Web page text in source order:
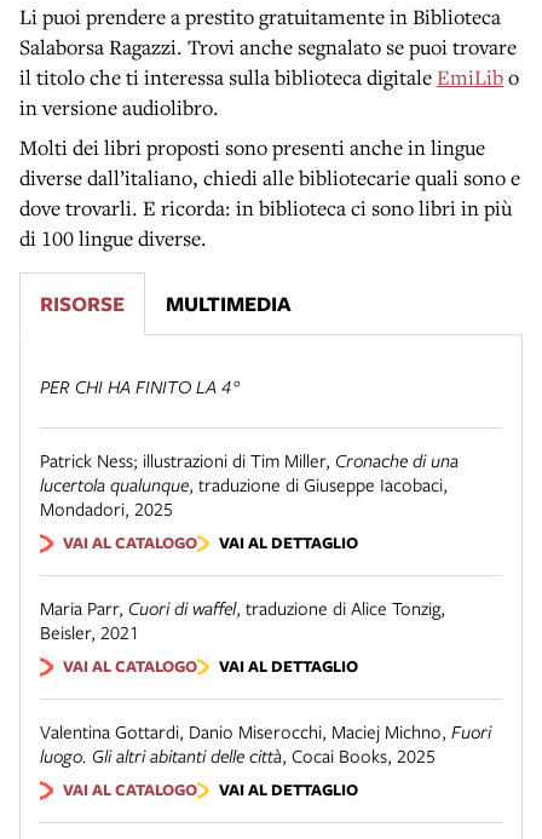
Li puoi prendere a prestito gratuitamente in Biblioteca
Salaborsa Ragazzi. Trovi anche segnalato se puoi trovare
il titolo che ti interessa sulla biblioteca digitaleEmiLibo
in versione audiolibro.
Molti dei libri proposti sono presenti anche in lingue
diverse dall’italiano, chiedi alle bibliotecarie quali sono e
dove trovarli. E ricorda: in biblioteca ci sono libri in più
di 100 lingue diverse.
RISORSE MULTIMEDIA
PER CHI HA FINITO LA 4°
Patrick Ness; illustrazioni di Tim Miller, Cronache di una
lucertola qualunque, traduzione di Giuseppe Iacobaci,
Mondadori, 2025
VAI AL CATALOGO VAI AL DETTAGLIO
Maria Parr, Cuori di waffel, traduzione di Alice Tonzig,
Beisler, 2021
VAI AL CATALOGO VAI AL DETTAGLIO
Valentina Gottardi, Danio Miserocchi, Maciej Michno, Fuori
luogo. Gli altri abitanti delle città, Cocai Books, 2025
VAI AL CATALOGO VAI AL DETTAGLIO